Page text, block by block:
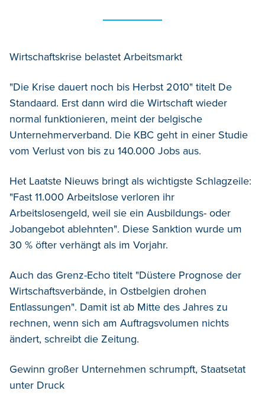
Wirtschaftskrise belastet Arbeitsmarkt
"Die Krise dauert noch bis Herbst 2010" titelt De
Standaard. Erst dann wird die Wirtschaft wieder
normal funktionieren, meint der belgische
Unternehmerverband. Die KBC geht in einer Studie
vom Verlust von bis zu 140.000 Jobs aus.
Het Laatste Nieuws bringt als wichtigste Schlagzeile:
"Fast 11.000 Arbeitslose verloren ihr
Arbeitslosengeld, weil sie ein Ausbildungs- oder
Jobangebot ablehnten". Diese Sanktion wurde um
30 % öfter verhängt als im Vorjahr.
Auch das Grenz-Echo titelt "Düstere Prognose der
Wirtschaftsverbände, in Ostbelgien drohen
Entlassungen". Damit ist ab Mitte des Jahres zu
rechnen, wenn sich am Auftragsvolumen nichts
ändert, schreibt die Zeitung.
Gewinn großer Unternehmen schrumpft, Staatsetat
unter Druck